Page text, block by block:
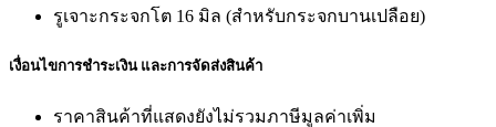
รูเจาะกระจกโต 16 มิล (สำหรับกระจกบานเปลือย)
เงื่อนไขการชำระเงิน และการจัดส่งสินค้า
ราคาสินค้าที่แสดงยังไม่รวมภาษีมูลค่าเพิ่ม